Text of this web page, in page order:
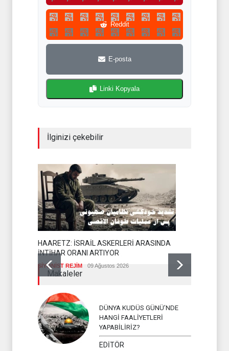
Reddit
E-posta
Linki Kopyala
İlginizi çekebilir
HAARETZ: İSRAİL ASKERLERİ ARASINDA
İNTİHAR ORANI ARTIYOR
SİYONİST REJİM 09 Ağustos 2026
Makaleler
DÜNYA KUDÜS GÜNÜ’NDE
HANGİ FAALİYETLERİ
YAPABİLİRİZ?
EDİTÖR